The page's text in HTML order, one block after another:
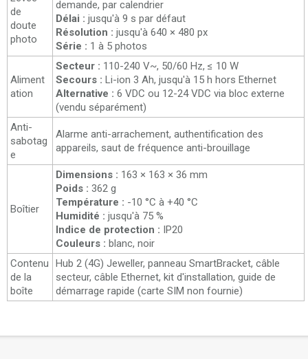
de
doute
photo
demande, par calendrier
Délai : jusqu'à 9 s par défaut
Résolution : jusqu'à 640 × 480 px
Série : 1 à 5 photos
Aliment
ation
Secteur : 110-240 V~, 50/60 Hz, ≤ 10 W
Secours : Li-ion 3 Ah, jusqu'à 15 h hors Ethernet
Alternative : 6 VDC ou 12-24 VDC via bloc externe
(vendu séparément)
Anti-
sabotag
e
Alarme anti-arrachement, authentification des
appareils, saut de fréquence anti-brouillage
Boîtier
Dimensions : 163 × 163 × 36 mm
Poids : 362 g
Température : -10 °C à +40 °C
Humidité : jusqu'à 75 %
Indice de protection : IP20
Couleurs : blanc, noir
Contenu
de la
boîte
Hub 2 (4G) Jeweller, panneau SmartBracket, câble
secteur, câble Ethernet, kit d'installation, guide de
démarrage rapide (carte SIM non fournie)